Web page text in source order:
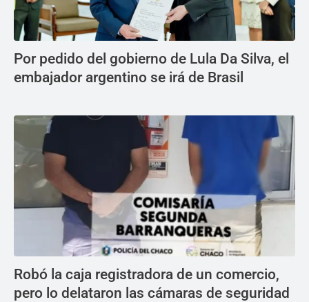
Por pedido del gobierno de Lula Da Silva, el
embajador argentino se irá de Brasil
Robó la caja registradora de un comercio,
pero lo delataron las cámaras de seguridad